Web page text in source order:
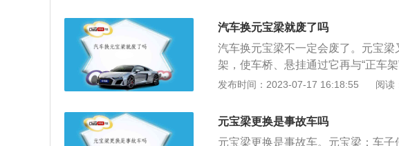
起并且固定发动机和变速箱的作用。
的连接保护作用，它可以通过横向
护油底壳，发动机等不至于受到直
还能一定程度的阻隔汽车的震动和噪
华轿车和越野车都有配置，有些汽车
汽车换元宝梁就废了吗
汽车换元宝梁不一定会废了。元宝
架，使车桥、悬挂通过它再与“正车
声，减少其直接进入车厢的声音。所
但是有几个方面没做好的话，对汽车
副厂件的模具不是原厂的标准件，
发布时间：2023-07-17 16:18:55 阅读
元宝梁更换是事故车吗
元宝梁更换是事故车。元宝梁：车